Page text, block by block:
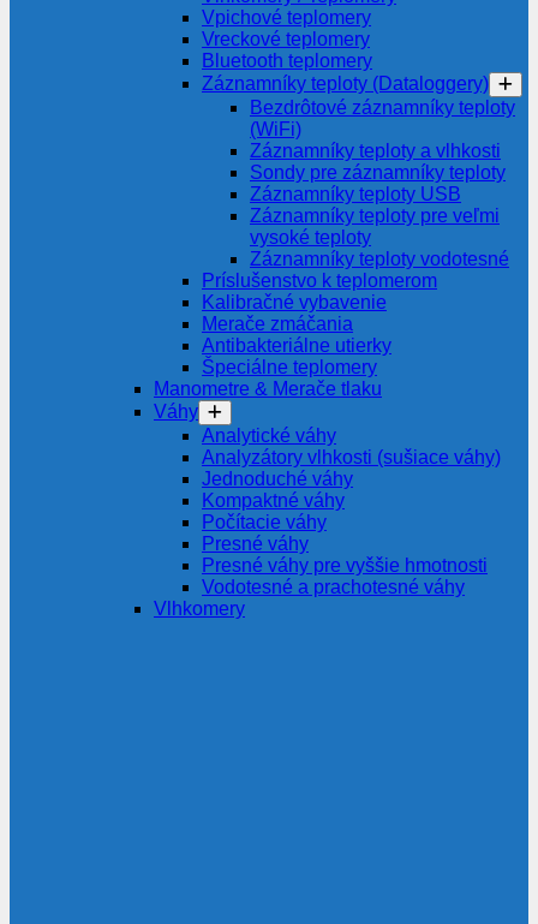
Vpichové teplomery
Vreckové teplomery
Bluetooth teplomery
Záznamníky teploty (Dataloggery)
Bezdrôtové záznamníky teploty
(WiFi)
Záznamníky teploty a vlhkosti
Sondy pre záznamníky teploty
Záznamníky teploty USB
Záznamníky teploty pre veľmi
vysoké teploty
Záznamníky teploty vodotesné
Príslušenstvo k teplomerom
Kalibračné vybavenie
Merače zmáčania
Antibakteriálne utierky
Špeciálne teplomery
Manometre & Merače tlaku
Váhy
Analytické váhy
Analyzátory vlhkosti (sušiace váhy)
Jednoduché váhy
Kompaktné váhy
Počítacie váhy
Presné váhy
Presné váhy pre vyššie hmotnosti
Vodotesné a prachotesné váhy
Vlhkomery